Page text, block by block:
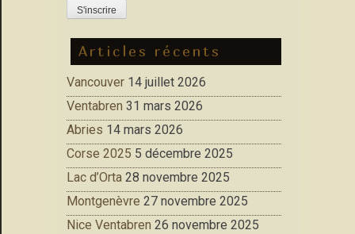
Articles récents
Vancouver 14 juillet 2026
Ventabren 31 mars 2026
Abries 14 mars 2026
Corse 2025 5 décembre 2025
Lac d’Orta 28 novembre 2025
Montgenèvre 27 novembre 2025
Nice Ventabren 26 novembre 2025